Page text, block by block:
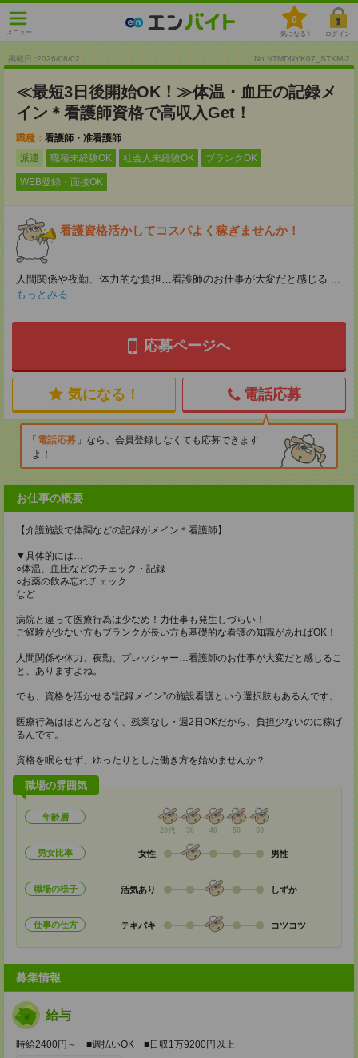
メニュー
0
気になる！ ログイン
掲載日 :2026/08/02 No.NTMDNYK07_STKM-2
≪最短3日後開始OK！≫体温・血圧の記録メ
イン＊看護師資格で高収入Get！
職種： 看護師・准看護師
派遣
職種未経験OK 社会人未経験OK ブランクOK
WEB登録・面接OK
看護資格活かしてコスパよく稼ぎませんか！
人間関係や夜勤、体力的な負担…看護師のお仕事が大変だと感じる ...
もっとみる
応募ページへ
気になる！ 電話応募
電話応募
なら、会員登録しなくても応募できます
よ！
お仕事の概要
【介護施設で体調などの記録がメイン＊看護師】
▼具体的には…
○体温、血圧などのチェック・記録
○お薬の飲み忘れチェック
など
病院と違って医療行為は少なめ！力仕事も発生しづらい！
ご経験が少ない方もブランクが長い方も基礎的な看護の知識があればOK！
人間関係や体力、夜勤、プレッシャー…看護師のお仕事が大変だと感じるこ
と、ありますよね。
でも、資格を活かせる“記録メイン”の施設看護という選択肢もあるんです。
医療行為はほとんどなく、残業なし・週2日OKだから、負担少ないのに稼げ
るんです。
資格を眠らせず、ゆったりとした働き方を始めませんか？
職場の雰囲気
年齢層
20代 30 40 50 60
男女比率 女性 男性
職場の様子 活気あり しずか
仕事の仕方 テキパキ コツコツ
募集情報
給与
時給2400円～ ■週払いOK ■日収1万9200円以上